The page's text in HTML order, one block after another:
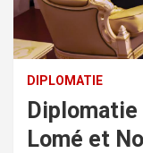
DIPLOMATIE
Lomé et